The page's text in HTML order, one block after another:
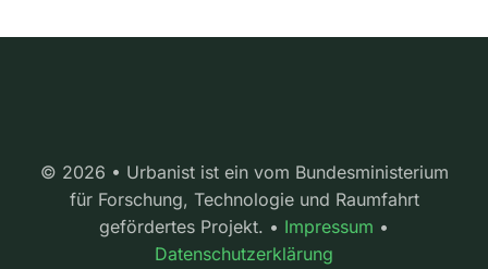
© 2026 • Urbanist ist ein vom Bundesministerium
für Forschung, Technologie und Raumfahrt
gefördertes Projekt. • Impressum •
Datenschutzerklärung